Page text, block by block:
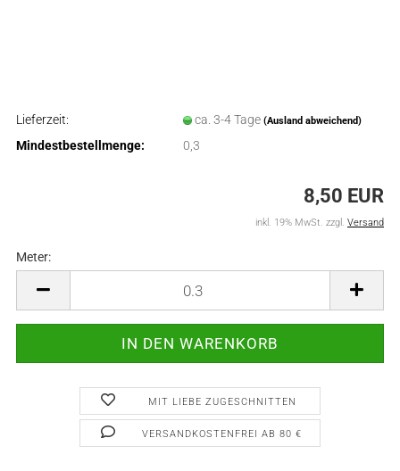
Lieferzeit: ca. 3-4 Tage (Ausland abweichend)
Mindestbestellmenge: 0,3
8,50 EUR
inkl. 19% MwSt. zzgl. Versand
Meter:
MIT LIEBE ZUGESCHNITTEN
VERSANDKOSTENFREI AB 80 €